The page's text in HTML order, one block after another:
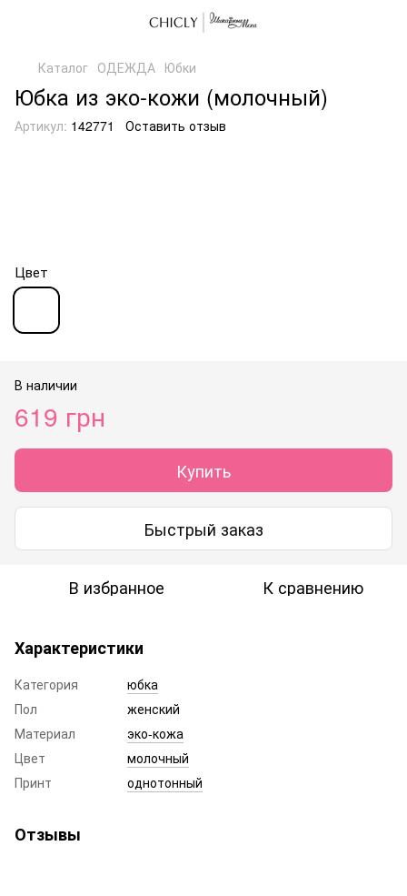
Каталог ОДЕЖДА Юбки
Юбка из эко-кожи (молочный)
Артикул: 142771 Оставить отзыв
Цвет
В наличии
619 грн
Купить
Быстрый заказ
В избранное К сравнению
Характеристики
Категория
юбка
Пол
женский
Материал
эко-кожа
Цвет
молочный
Принт
однотонный
Отзывы